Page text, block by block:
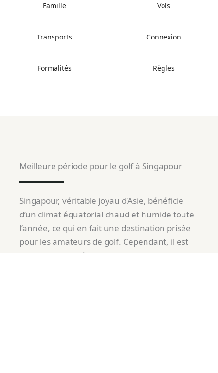
Famille Vols
Transports Connexion
Formalités Règles
Meilleure période pour le golf à Singapour
Singapour, véritable joyau d’Asie, bénéficie
d’un climat équatorial chaud et humide toute
l’année, ce qui en fait une destination prisée
pour les amateurs de golf. Cependant, il est
crucial de connaître les conditions